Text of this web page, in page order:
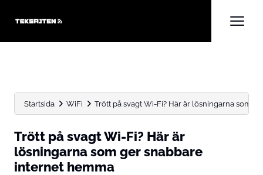
Startsida WiFi Trött på svagt Wi-Fi? Här är lösningarna som
Trött på svagt Wi-Fi? Här är
lösningarna som ger snabbare
internet hemma